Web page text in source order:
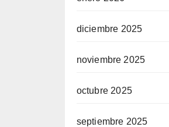
diciembre 2025
noviembre 2025
octubre 2025
septiembre 2025